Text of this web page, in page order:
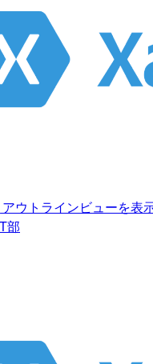
ウトラインビューを表
部